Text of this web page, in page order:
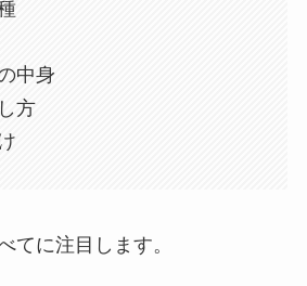
中身
方
てに注目します。